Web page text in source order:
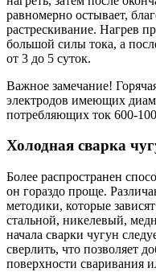
равномерно остывает,
растрескивание. Нагрев
большой силы тока, а
от 3 до 5 суток.
Важное замечание!
электродов имеющих
потребляющих ток 600-
Холодная сварка
Более распространен
он гораздо проще.
методики, которые
стальной, никелевый,
начала сварки чугун
сверлить, что позволяет
поверхности сваривания